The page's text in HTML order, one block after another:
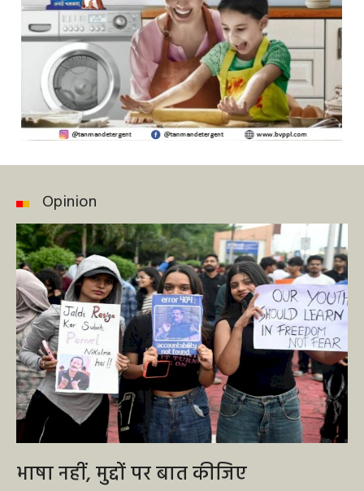
Opinion
भाषा नहीं, मुद्दों पर बात कीजिए